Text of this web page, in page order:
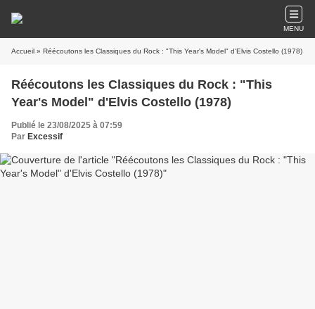
MENU
Accueil » Réécoutons les Classiques du Rock : "This Year's Model" d'Elvis Costello (1978)
Réécoutons les Classiques du Rock : "This
Year's Model" d'Elvis Costello (1978)
Publié le 23/08/2025 à 07:59
Par Excessif